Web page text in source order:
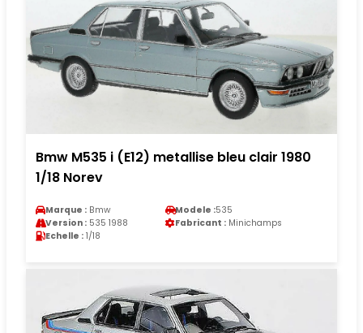
Bmw M535 i (E12) metallise bleu clair 1980
1/18 Norev
Marque : Bmw Modele :535
Version : 535 1988 Fabricant : Minichamps
Echelle : 1/18